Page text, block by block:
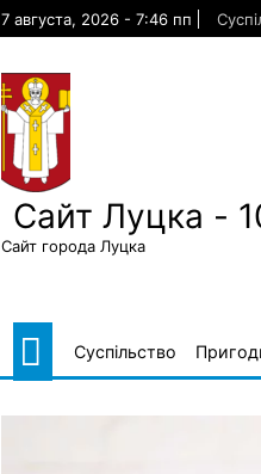
7 августа, 2026 - 7:46 пп
Сайт Луцка -
Сайт города Луцка
Суспільство